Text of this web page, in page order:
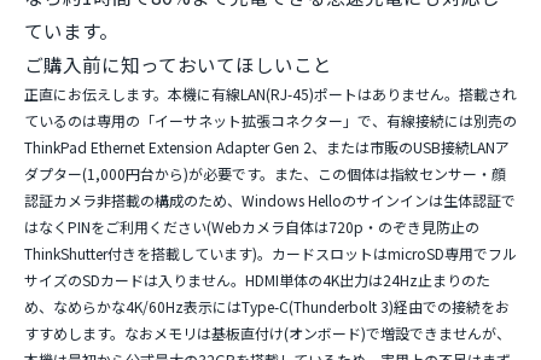
ています。
ご購入前に知っておいてほしいこと
正直にお伝えします。本機に有線LAN(RJ-45)ポートはありません。搭載され
ているのは専用の「イーサネット拡張コネクター」で、有線接続には別売の
ThinkPad Ethernet Extension Adapter Gen 2、または市販のUSB接続LANア
ダプター(1,000円台から)が必要です。また、この個体は指紋センサー・顔
認証カメラ非搭載の構成のため、Windows Helloのサインインは生体認証で
はなくPINをご利用ください(Webカメラ自体は720p・のぞき見防止の
ThinkShutter付きを搭載しています)。カードスロットはmicroSD専用でフル
サイズのSDカードは入りません。HDMI単体の4K出力は24Hz止まりのた
め、なめらかな4K/60Hz表示にはType-C(Thunderbolt 3)経由での接続をお
すすめします。なおメモリは基板直付け(オンボード)で増設できませんが、